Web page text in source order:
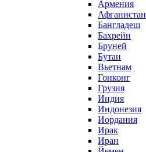
Армения
Афганистан
Бангладеш
Бахрейн
Бруней
Бутан
Вьетнам
Гонконг
Грузия
Индия
Индонезия
Иордания
Ирак
Иран